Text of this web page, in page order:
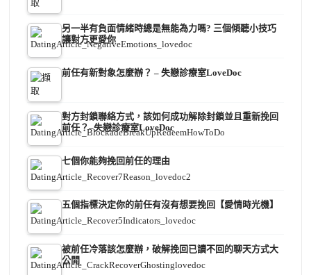
另一半有負面情緒時總是無能為力嗎? 三個傾聽小技巧
讓對方更愛你
前任有新對象怎麼辦？ – 失戀診療室LoveDoc
對方封鎖聯絡方式，該如何成功解除封鎖並且重新挽回
前任？–失戀診療室LoveDoc
七個你能夠挽回前任的理由
五個指標決定你的前任有沒有想要挽回【愛情時光機】
被前任冷落該怎麼辦，破解挽回已讀不回的聊天方式大
公開